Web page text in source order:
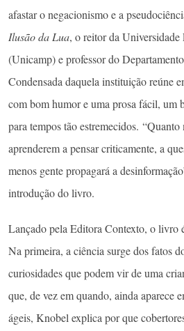
afastar o negacionismo e a
Ilusão da Lua, o reitor da Universidade
(Unicamp) e professor do
Condensada daquela instituição reúne
com bom humor e uma prosa fácil, um
para tempos tão estremecidos. “Quanto
aprenderem a pensar criticamente, a
menos gente propagará a
introdução do livro.
Lançado pela Editora Contexto, o livro
Na primeira, a ciência surge dos fatos
curiosidades que podem vir de uma
que, de vez em quando, ainda aparece
ágeis, Knobel explica por que